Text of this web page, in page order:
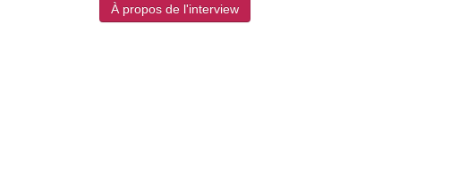
À propos de l'interview